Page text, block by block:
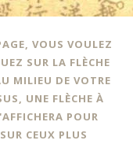
VOUS VOULEZ
SUR LA FLÈCHE
MILIEU DE VOTRE
UNE FLÈCHE À
POUR
CEUX PLUS